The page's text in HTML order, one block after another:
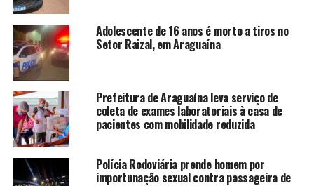
Adolescente de 16 anos é morto a tiros no
Setor Raizal, em Araguaína
Prefeitura de Araguaína leva serviço de
coleta de exames laboratoriais à casa de
pacientes com mobilidade reduzida
Polícia Rodoviária prende homem por
importunação sexual contra passageira de